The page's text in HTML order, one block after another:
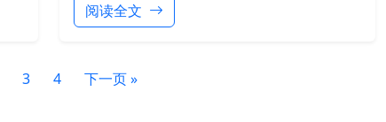
阅读全文
3 4 下一页 »